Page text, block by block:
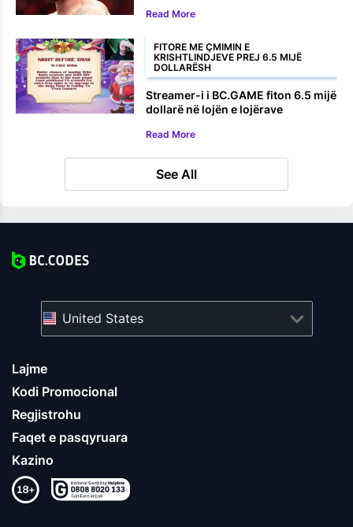
Read More
FITORE ME ÇMIMIN E
KRISHTLINDJEVE PREJ 6.5 MIJË
DOLLARËSH
Streamer-i i BC.GAME fiton 6.5 mijë
dollarë në lojën e lojërave
Read More
See All
Lajme
Kodi Promocional
Regjistrohu
Faqet e pasqyruara
Kazino
United States